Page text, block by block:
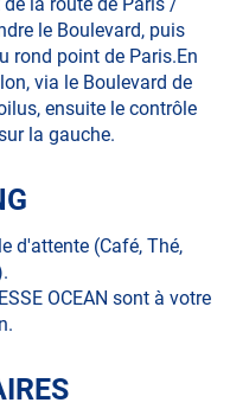
la route de Paris /
le Boulevard, puis
rond point de Paris.En
via le Boulevard de
ensuite le contrôle
la gauche.
d'attente (Café, Thé,
OCEAN sont à votre